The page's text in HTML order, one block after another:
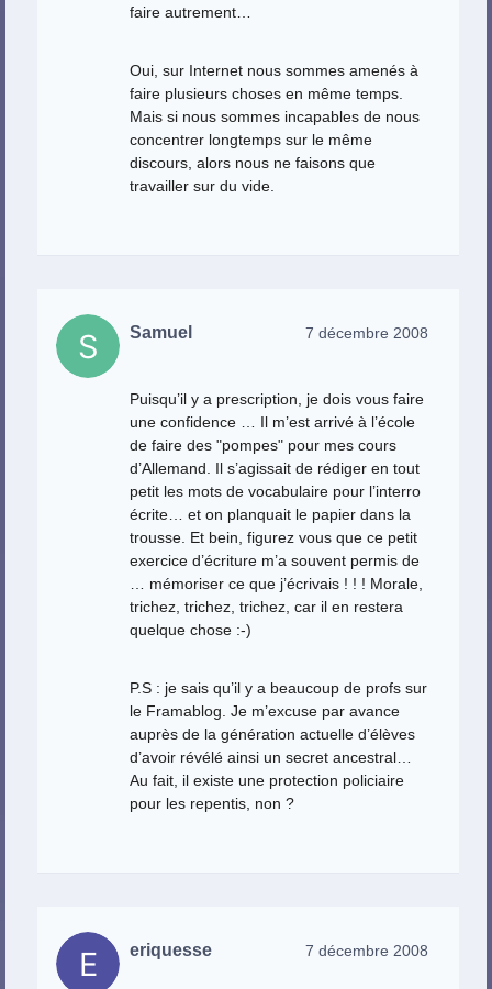
faire autrement…
Oui, sur Internet nous sommes amenés à
faire plusieurs choses en même temps.
Mais si nous sommes incapables de nous
concentrer longtemps sur le même
discours, alors nous ne faisons que
travailler sur du vide.
Samuel 7 décembre 2008
Puisqu’il y a prescription, je dois vous faire
une confidence … Il m’est arrivé à l’école
de faire des "pompes" pour mes cours
d’Allemand. Il s’agissait de rédiger en tout
petit les mots de vocabulaire pour l’interro
écrite… et on planquait le papier dans la
trousse. Et bein, figurez vous que ce petit
exercice d’écriture m’a souvent permis de
… mémoriser ce que j’écrivais ! ! ! Morale,
trichez, trichez, trichez, car il en restera
quelque chose :-)
P.S : je sais qu’il y a beaucoup de profs sur
le Framablog. Je m’excuse par avance
auprès de la génération actuelle d’élèves
d’avoir révélé ainsi un secret ancestral…
Au fait, il existe une protection policiaire
pour les repentis, non ?
eriquesse 7 décembre 2008